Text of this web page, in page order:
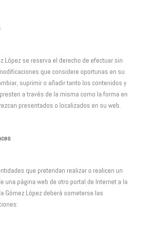
López se reserva el derecho de efectuar sin
que considere oportunas en su
suprimir o añadir tanto los contenidos y
a través de la misma como la forma en
presentados o localizados en su web.
que pretendan realizar o realicen un
una página web de otro portal de Internet a la
Gómez López deberá someterse las